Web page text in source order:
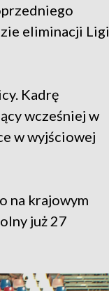
eliminacji Ligi
Kadrę
wcześniej w
w wyjściowej
na krajowym
już 27